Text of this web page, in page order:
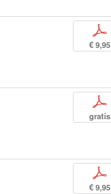
p
€ 9,95
p
gratis
p
€ 9,95